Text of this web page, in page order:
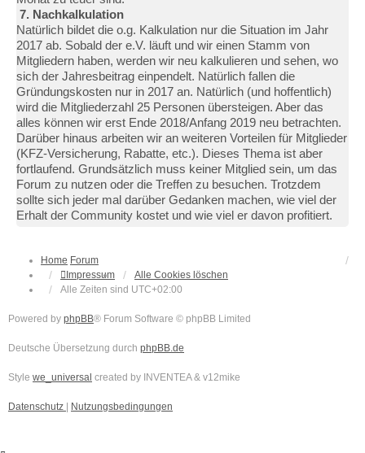
7. Nachkalkulation
Natürlich bildet die o.g. Kalkulation nur die Situation im Jahr
2017 ab. Sobald der e.V. läuft und wir einen Stamm von
Mitgliedern haben, werden wir neu kalkulieren und sehen, wo
sich der Jahresbeitrag einpendelt. Natürlich fallen die
Gründungskosten nur in 2017 an. Natürlich (und hoffentlich)
wird die Mitgliederzahl 25 Personen übersteigen. Aber das
alles können wir erst Ende 2018/Anfang 2019 neu betrachten.
Darüber hinaus arbeiten wir an weiteren Vorteilen für Mitglieder
(KFZ-Versicherung, Rabatte, etc.). Dieses Thema ist aber
fortlaufend. Grundsätzlich muss keiner Mitglied sein, um das
Forum zu nutzen oder die Treffen zu besuchen. Trotzdem
sollte sich jeder mal darüber Gedanken machen, wie viel der
Erhalt der Community kostet und wie viel er davon profitiert.
Home Forum
Impressum
Alle Cookies löschen
Alle Zeiten sind UTC+02:00
Powered by phpBB® Forum Software © phpBB Limited
Deutsche Übersetzung durch phpBB.de
Style we_universal created by INVENTEA & v12mike
Datenschutz Nutzungsbedingungen